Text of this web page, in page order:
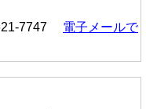
7747 電子メールで